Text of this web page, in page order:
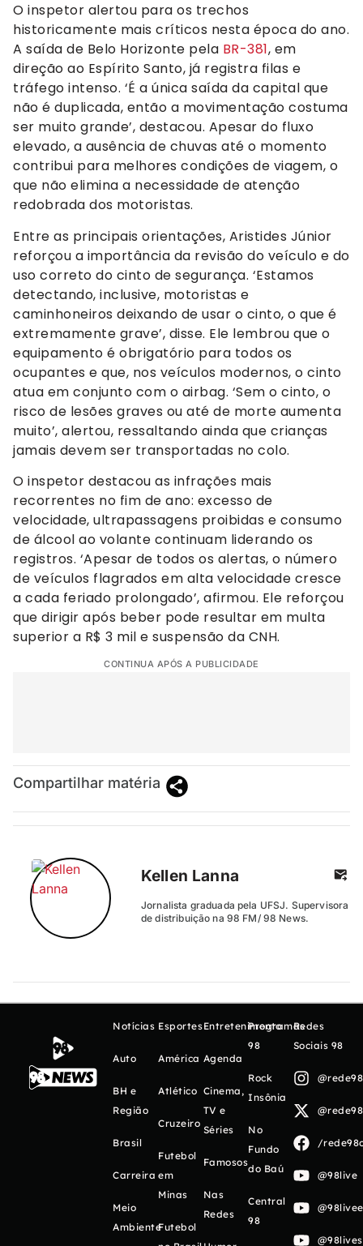
O inspetor alertou para os trechos
historicamente mais críticos nesta época do ano.
A saída de Belo Horizonte pela BR-381, em
direção ao Espírito Santo, já registra filas e
tráfego intenso. ‘É a única saída da capital que
não é duplicada, então a movimentação costuma
ser muito grande’, destacou. Apesar do fluxo
elevado, a ausência de chuvas até o momento
contribui para melhores condições de viagem, o
que não elimina a necessidade de atenção
redobrada dos motoristas.
Entre as principais orientações, Aristides Júnior
reforçou a importância da revisão do veículo e do
uso correto do cinto de segurança. ‘Estamos
detectando, inclusive, motoristas e
caminhoneiros deixando de usar o cinto, o que é
extremamente grave’, disse. Ele lembrou que o
equipamento é obrigatório para todos os
ocupantes e que, nos veículos modernos, o cinto
atua em conjunto com o airbag. ‘Sem o cinto, o
risco de lesões graves ou até de morte aumenta
muito’, alertou, ressaltando ainda que crianças
jamais devem ser transportadas no colo.
O inspetor destacou as infrações mais
recorrentes no fim de ano: excesso de
velocidade, ultrapassagens proibidas e consumo
de álcool ao volante continuam liderando os
registros. ‘Apesar de todos os alertas, o número
de veículos flagrados em alta velocidade cresce
a cada feriado prolongado’, afirmou. Ele reforçou
que dirigir após beber pode resultar em multa
superior a R$ 3 mil e suspensão da CNH.
CONTINUA APÓS A PUBLICIDADE
Compartilhar matéria
Kellen Lanna
Jornalista graduada pela UFSJ. Supervisora
de distribuição na 98 FM/ 98 News.
Notícias
Auto
BH e
Região
Brasil
Carreira
Meio
Ambiente
Esportes
América
Atlético
Cruzeiro
Futebol
em
Minas
Futebol
Entretenimento
Agenda
Cinema,
TV e
Séries
Famosos
Nas
Redes
Programas
98
Rock
Insônia
No
Fundo
do Baú
Central
98
Redes
Sociais 98
/
@98live